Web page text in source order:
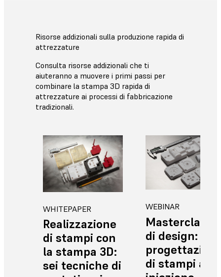
Risorse addizionali sulla produzione rapida di
attrezzature
Consulta risorse addizionali che ti
aiuteranno a muovere i primi passi per
combinare la stampa 3D rapida di
attrezzature ai processi di fabbricazione
tradizionali.
WHITEPAPER
Realizzazione
di stampi con
la stampa 3D:
sei tecniche di
WEBINAR
Masterclass
di design:
di stampi a